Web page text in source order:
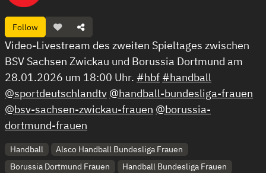
Follow
Video-Livestream des zweiten Spieltages zwischen
BSV Sachsen Zwickau und Borussia Dortmund am
28.01.2026 um 18:00 Uhr. #hbf #handball
@sportdeutschlandtv @handball-bundesliga-frauen
@bsv-sachsen-zwickau-frauen @borussia-
dortmund-frauen
Handball
Alsco Handball Bundesliga Frauen
Borussia Dortmund Frauen
Handball Bundesliga Frauen